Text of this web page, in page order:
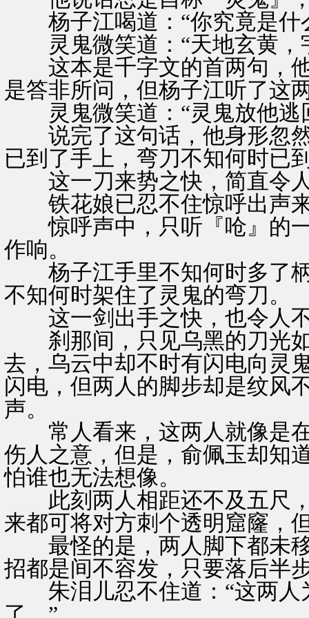
杨子江喝道：“你究竟是什
灵鬼微笑道：“天地玄黄，
这本是千字文的首两句，他
是答非所问，但杨子江听了这
灵鬼微笑道：“灵鬼放他逃
说完了这句话，他身形忽然
已到了手上，弯刀不知何时已
这一刀来势之快，简直令
铁花娘已忍不住惊呼出声
惊呼声中，只听『呛』的一
作响。
杨子江手里不知何时多了柄
不知何时架住了灵鬼的弯刀。
这一剑出手之快，也令人
刹那间，只见乌黑的刀光如
去，乌云中却不时有闪电向灵
闪电，但两人的脚步却是纹风
声。
常人看来，这两人就像是在
伤人之意，但是，俞佩玉却知
怕谁也无法想像。
此刻两人相距还不及五尺，
来都可将对方刺个透明窟窿，
最怪的是，两人脚下都未移
招都是间不容发，只要落后半
朱泪儿忍不住道：“这两人